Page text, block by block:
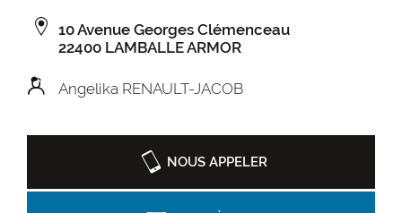
10 Avenue Georges Clémenceau
22400 LAMBALLE ARMOR
Angelika RENAULT-JACOB
NOUS APPELER